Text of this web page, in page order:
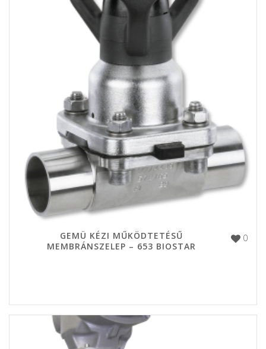
0
GEMÜ KÉZI MŰKÖDTETÉSŰ
MEMBRÁNSZELEP – 653 BIOSTAR